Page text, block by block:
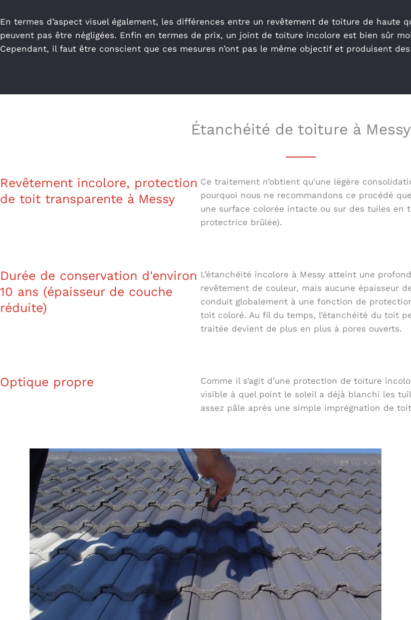
En termes d’aspect visuel également, les différences entre un revêtement de toiture de haute
peuvent pas être négligées. Enfin en termes de prix, un joint de toiture incolore est bien sûr
Cependant, il faut être conscient que ces mesures n’ont pas le même objectif et produisent
Étanchéité de toiture à Messy
Revêtement incolore, protection
de toit transparente à Messy
Ce traitement n’obtient qu’une légère
pourquoi nous ne recommandons ce procédé
une surface colorée intacte ou sur des tuiles en
protectrice brûlée).
Durée de conservation d'environ
10 ans (épaisseur de couche
réduite)
L’étanchéité incolore à Messy atteint une
revêtement de couleur, mais aucune épaisseur
conduit globalement à une fonction de
toit coloré. Au fil du temps, l’étanchéité du toit
traitée devient de plus en plus à pores ouverts.
Optique propre
Comme il s’agit d’une protection de toiture
visible à quel point le soleil a déjà blanchi les
assez pâle après une simple imprégnation de